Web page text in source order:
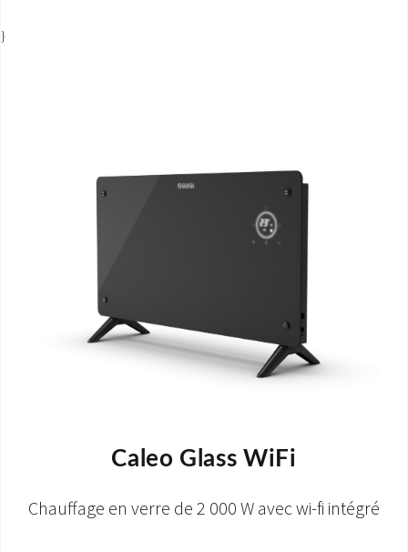
}
Caleo Glass WiFi
Chauffage en verre de 2 000 W avec wi-fi intégré